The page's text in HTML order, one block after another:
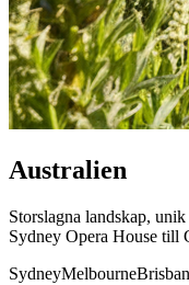
Australien
Storslagna landskap,
Sydney Opera House till
SydneyMelbourne